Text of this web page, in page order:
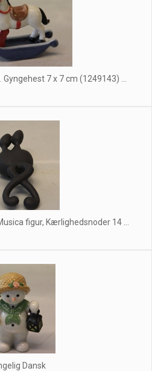
7 x 7 cm (1249143) ...
figur, Kærlighedsnoder 14 ...
Dansk